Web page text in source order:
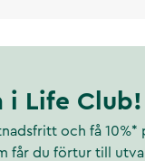
i Life Club!
och få 10%*
får du förtur till